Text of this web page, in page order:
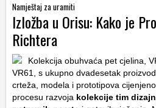
Namještaj za uramiti
Izložba u Orisu: Kako je
Richtera
Kolekcija obuhvaća pet cjelina,
VR61, s ukupno dvadesetak
crteža, modela i prototipova
procesu razvoja kolekcije tim